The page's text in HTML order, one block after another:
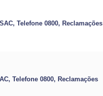
Telefone 0800, Reclamações
Telefone 0800, Reclamações